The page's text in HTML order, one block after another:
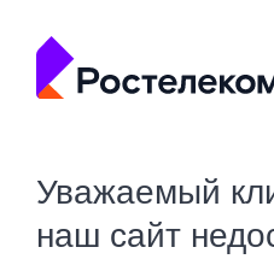
Уважаемый
наш сайт